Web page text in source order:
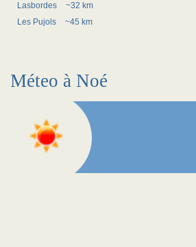
Lasbordes
~32 km
Les Pujols
~45 km
Méteo à Noé